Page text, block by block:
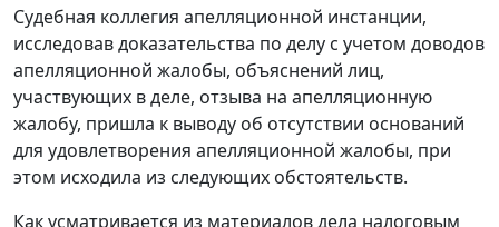
Судебная коллегия апелляционной инстанции,
исследовав доказательства по делу с учетом доводов
апелляционной жалобы, объяснений лиц,
участвующих в деле, отзыва на апелляционную
жалобу, пришла к выводу об отсутствии оснований
для удовлетворения апелляционной жалобы, при
этом исходила из следующих обстоятельств.
Как усматривается из материалов дела налоговым